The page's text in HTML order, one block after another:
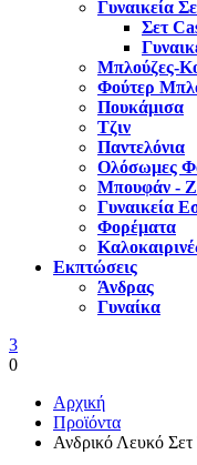
Γυναικεία
Σετ
Μπλούζες-
Φούτερ
Πουκάμισα
Τζιν
Παντελόνια
Ολόσωμες
Μπουφάν -
Γυναικεία
Φορέματα
Εκπτώσεις
Άνδρας
Γυναίκα
3
0
Αρχική
Προϊόντα
Ανδρικό Λευκό